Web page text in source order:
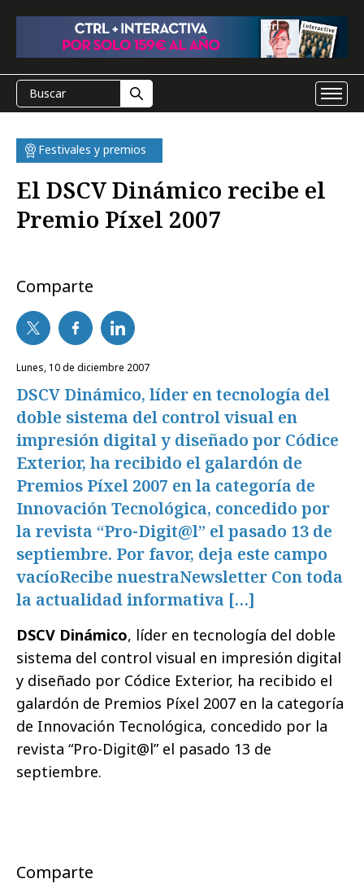
Festivales y premios
El DSCV Dinámico recibe el
Premio Píxel 2007
Comparte
lunes, 10 de diciembre 2007
DSCV Dinámico, líder en tecnología del
doble sistema del control visual en
impresión digital y diseñado por Códice
Exterior, ha recibido el galardón de
Premios Píxel 2007 en la categoría de
Innovación Tecnológica, concedido por
la revista “Pro-Digit@l” el pasado 13 de
septiembre. Por favor, deja este campo
vacíoRecibe nuestraNewsletter Con toda
la actualidad informativa […]
DSCV Dinámico, líder en tecnología del doble
sistema del control visual en impresión digital
y diseñado por Códice Exterior, ha recibido el
galardón de Premios Píxel 2007 en la categoría
de Innovación Tecnológica, concedido por la
revista “Pro-Digit@l” el pasado 13 de
septiembre.
Comparte